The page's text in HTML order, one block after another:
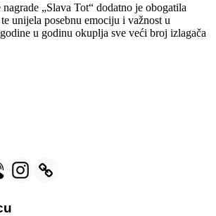
„Slava Tot“ dodatno je obogatila
unijela posebnu emociju i važnost u
u godinu okuplja sve veći broj izlagača